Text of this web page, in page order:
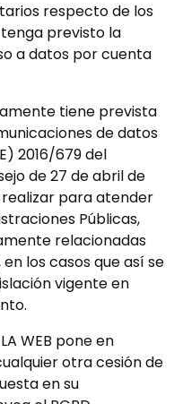
respecto de los
tenga previsto la
a datos por cuenta
tiene prevista
de datos
2016/679 del
de 27 de abril de
realizar para atender
Públicas,
relacionadas
en los casos que así se
vigente en
WEB pone en
otra cesión de
en su